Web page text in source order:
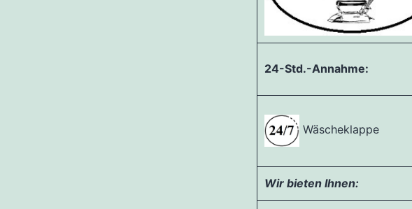
24-Std.-Annahme:
Wäscheklappe
Wir bieten Ihnen: